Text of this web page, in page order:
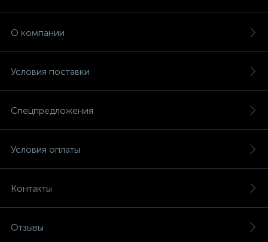
О компании
Условия поставки
Спецпредложения
Условия оплаты
Контакты
Отзывы